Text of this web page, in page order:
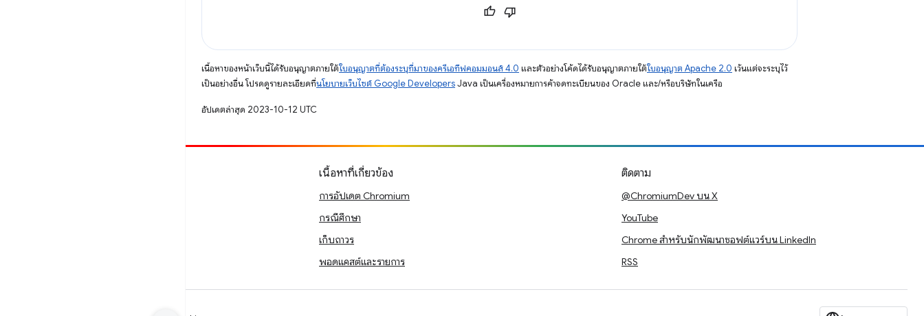
เนื้อหาของหน้าเว็บนี้ได้รับอนุญาตภายใต้ใบอนุญาตที่ต้องระบุที่มาของครีเอทีฟคอมมอนส์ 4.0 และตัวอย่างโค้ดได้รับอนุญาตภายใต้ใบอนุญาต Apache 2.0 เว้นแต่จะระบุไว้
เป็นอย่างอื่น โปรดดูรายละเอียดที่นโยบายเว็บไซต์ Google DevelopersJava เป็นเครื่องหมายการค้าจดทะเบียนของ Oracle และ/หรือบริษัทในเครือ
อัปเดตล่าสุด 2023-10-12 UTC
เนื้อหาที่เกี่ยวข้อง
การอัปเดต Chromium
กรณีศึกษา
เก็บถาวร
พอดแคสต์และรายการ
ติดตาม
@ChromiumDev บน X
YouTube
Chrome สำหรับนักพัฒนาซอฟต์แวร์บน LinkedIn
RSS